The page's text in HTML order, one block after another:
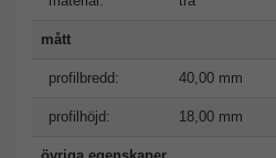
mått
profilbredd: 40,00 mm
profilhöjd: 18,00 mm